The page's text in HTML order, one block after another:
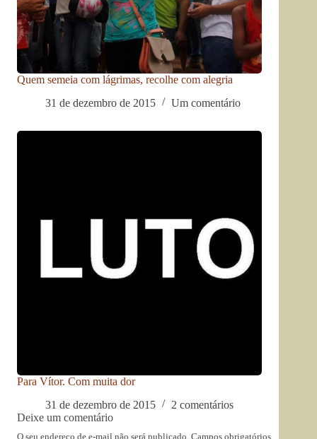
Quem semeia com lágrimas, recolhe com alegria
31 de dezembro de 2015
Um comentário
Para Vítor. Com muita dor
31 de dezembro de 2015
2 comentários
Deixe um comentário
O seu endereço de e-mail não será publicado. Campos obrigatórios